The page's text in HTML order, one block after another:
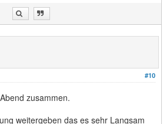
#10
zusammen.
weitergeben das es sehr Langsam